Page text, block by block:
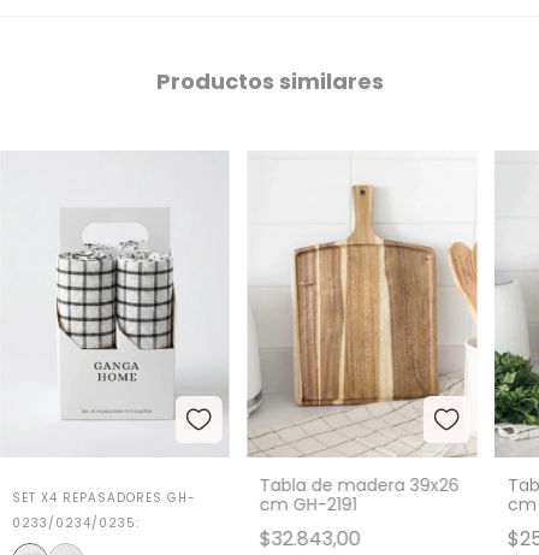
Productos similares
SET X4 REPASADORES GH-
0233/0234/0235:
Tabla de madera 39x26
cm GH-2191
$32.843,00
cm